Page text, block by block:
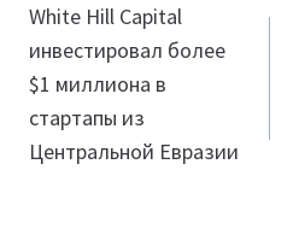
по
записям
White Hill Capital
инвестировал более
$1 миллиона в
стартапы из
Центральной Евразии